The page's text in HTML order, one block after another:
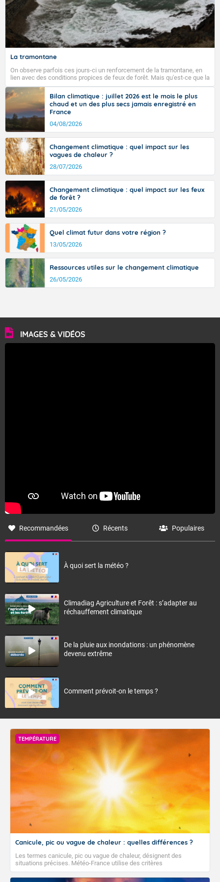
La tramontane
On observe parfois ces jours-ci un renforcement de la tramontane, en
lien avec des conditions propices de feux de forêt. Mais qu'est-ce que la
tramontane ? Quelles sont ses caractéristiques ? La tramontane est un
vent turbulent soufflant de secteur nord-ouest à nord, ou ouest à nord-
ouest, dans un secteur qui part du Roussillon à la vallée de l’Aude et à
l’ouest de l’Hérault. L’étymologie de ce vent vient du latin trasmontanus,
signifiant au-delà des monts, en allusion aux régions montagneuses
d’où provient ce vent.
Bilan climatique : juillet 2026 est le mois le plus
chaud et un des plus secs jamais enregistré en
France
04/08/2026
Changement climatique : quel impact sur les
vagues de chaleur ?
28/07/2026
Changement climatique : quel impact sur les feux
de forêt ?
21/05/2026
Quel climat futur dans votre région ?
13/05/2026
Ressources utiles sur le changement climatique
26/05/2026
IMAGES & VIDÉOS
Recommandées Récents Populaires
À quoi sert la météo ?
Climadiag Agriculture et Forêt : s’adapter au
réchauffement climatique
De la pluie aux inondations : un phénomène
devenu extrême
Comment prévoit-on le temps ?
TEMPÉRATURE
Canicule, pic ou vague de chaleur : quelles différences ?
Les termes canicule, pic ou vague de chaleur, désignent des
situations précises. Météo-France utilise des critères
climatologiques pour évaluer et qualifier les épisodes de chaleur qui
peuvent avoir des impacts sanitaires et socio-économiques